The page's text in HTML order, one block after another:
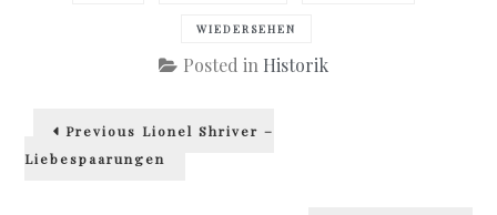
WIEDERSEHEN
Posted in Historik
Beitragsnavigation
Previous Previous
Lionel Shriver –
Liebespaarungen